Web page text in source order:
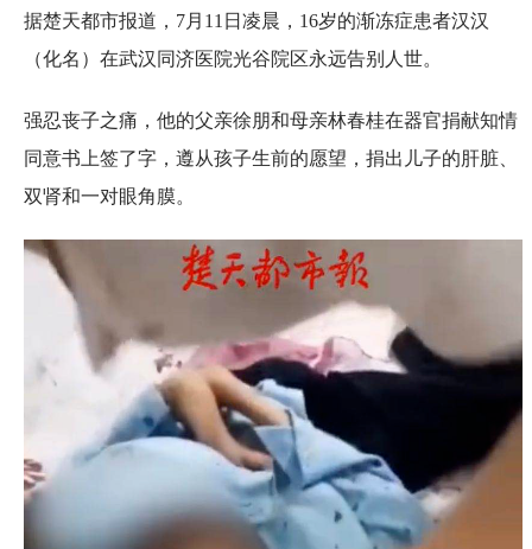
据楚天都市报道，7月11日凌晨，16岁的渐冻症患者汉汉
（化名）在武汉同济医院光谷院区永远告别人世。
强忍丧子之痛，他的父亲徐朋和母亲林春桂在器官捐献知情
同意书上签了字，遵从孩子生前的愿望，捐出儿子的肝脏、
双肾和一对眼角膜。